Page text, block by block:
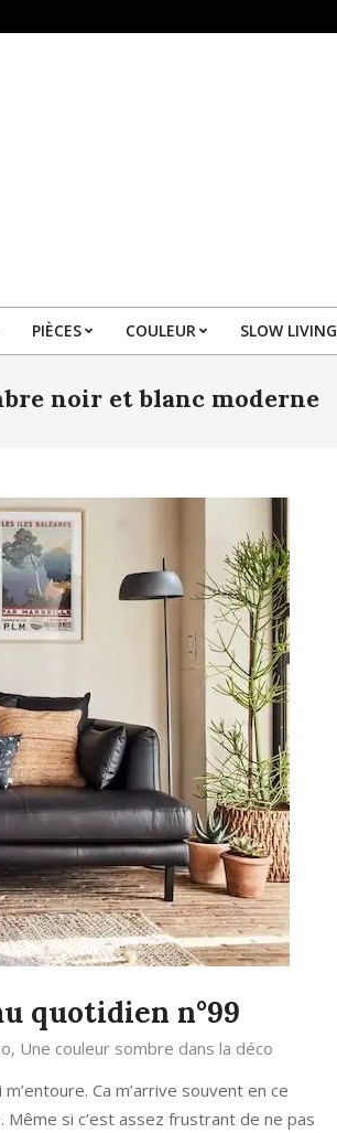
Primary
Menu
PIÈCES COULEUR SLOW LIVING
noir et blanc moderne
quotidien n°99
, Une couleur sombre dans la déco
Ca m’arrive souvent en ce
si c’est assez frustrant de ne pas